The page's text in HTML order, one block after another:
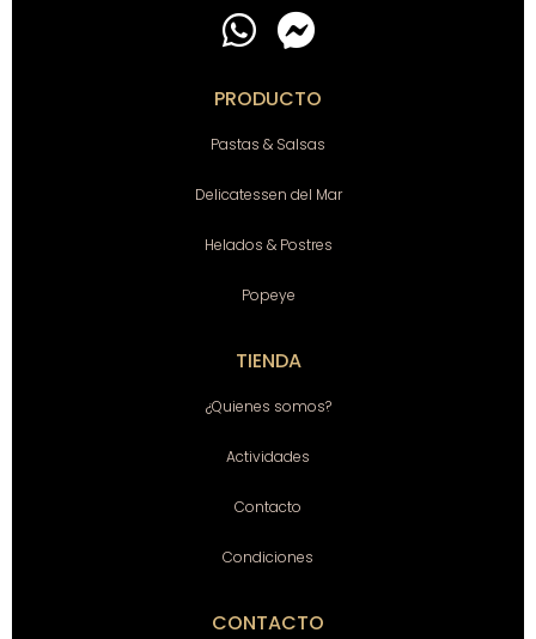
PRODUCTO
Pastas & Salsas
Delicatessen del Mar
Helados & Postres
Popeye
TIENDA
¿Quienes somos?
Actividades
Contacto
Condiciones
CONTACTO